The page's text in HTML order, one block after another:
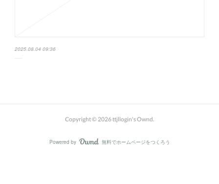
2025.08.04 09:36
Copyright © 2026ttjllogin's Ownd.
Powered by AmebaOwnd
無料でホームページをつくろう